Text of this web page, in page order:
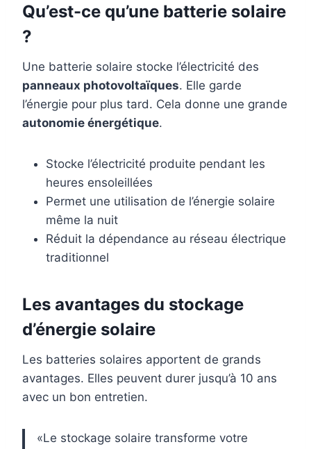
Qu’est-ce qu’une batterie solaire
?
Une batterie solaire stocke l’électricité des
panneaux photovoltaïques. Elle garde
l’énergie pour plus tard. Cela donne une grande
autonomie énergétique.
Stocke l’électricité produite pendant les
heures ensoleillées
Permet une utilisation de l’énergie solaire
même la nuit
Réduit la dépendance au réseau électrique
traditionnel
Les avantages du stockage
d’énergie solaire
Les batteries solaires apportent de grands
avantages. Elles peuvent durer jusqu’à 10 ans
avec un bon entretien.
«Le stockage solaire transforme votre